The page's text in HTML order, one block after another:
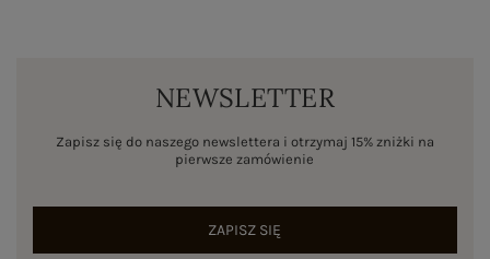
NEWSLETTER
Zapisz się do naszego newslettera i otrzymaj 15% zniżki na
pierwsze zamówienie
ZAPISZ SIĘ